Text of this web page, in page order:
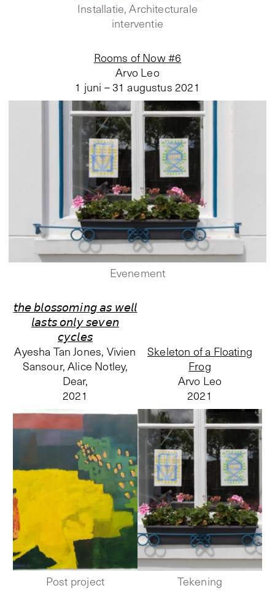
Installatie, Architecturale
interventie
Rooms of Now #6
Arvo Leo
1 juni – 31 augustus 2021
Evenement
𝘵𝘩𝘦 𝘣𝘭𝘰𝘴𝘴𝘰𝘮𝘪𝘯𝘨 𝘢𝘴 𝘸𝘦𝘭𝘭
𝘭𝘢𝘴𝘵𝘴 𝘰𝘯𝘭𝘺 𝘴𝘦𝘷𝘦𝘯
𝘤𝘺𝘤𝘭𝘦𝘴
Ayesha Tan Jones, Vivien
Sansour, Alice Notley,
Dear,
2021
Post project
Skeleton of a Floating
Frog
Arvo Leo
2021
Tekening